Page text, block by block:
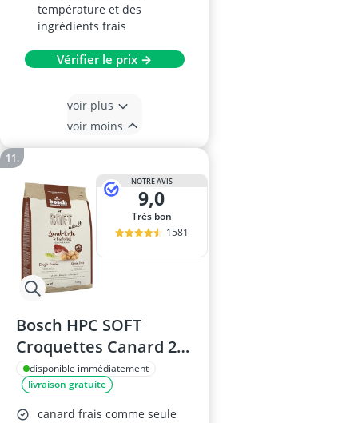
température et des
ingrédients frais
Vérifier le prix →
voir plus
voir moins
NOTRE AVIS
9,0
Très bon
1581
Bosch HPC SOFT
Croquettes Canard 2,5
kgdisponible immédiatement
livraison gratuite
canard frais comme seule